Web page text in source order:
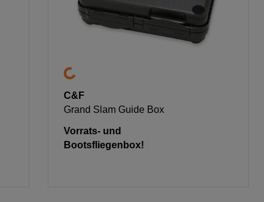
C&F
Grand Slam Guide Box
Vorrats- und
Bootsfliegenbox!